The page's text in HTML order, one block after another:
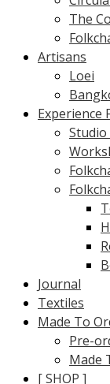
The
Artisans
Loei
Experience
Studio
Journal
Textiles
Made To
Pre-
Made
[ SHOP ]